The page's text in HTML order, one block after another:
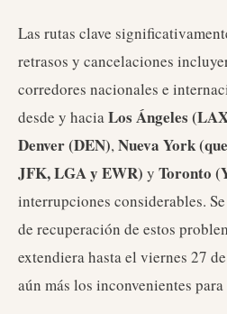
Las rutas clave
retrasos y cancelaciones
corredores nacionales e
desde y haciaLos Ángeles
Denver (DEN),Nueva York
JFK, LGA y EWR) y Toronto
interrupciones considerables.
de recuperación de estos
extendiera hasta el viernes 27
aún más los inconvenientes